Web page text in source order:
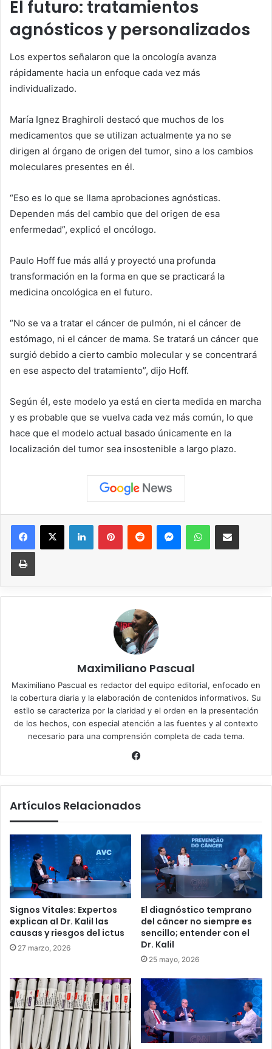
El futuro: tratamientos
agnósticos y personalizados
Los expertos señalaron que la oncología avanza
rápidamente hacia un enfoque cada vez más
individualizado.
María Ignez Braghiroli destacó que muchos de los
medicamentos que se utilizan actualmente ya no se
dirigen al órgano de origen del tumor, sino a los cambios
moleculares presentes en él.
“Eso es lo que se llama aprobaciones agnósticas.
Dependen más del cambio que del origen de esa
enfermedad”, explicó el oncólogo.
Paulo Hoff fue más allá y proyectó una profunda
transformación en la forma en que se practicará la
medicina oncológica en el futuro.
“No se va a tratar el cáncer de pulmón, ni el cáncer de
estómago, ni el cáncer de mama. Se tratará un cáncer que
surgió debido a cierto cambio molecular y se concentrará
en ese aspecto del tratamiento”, dijo Hoff.
Según él, este modelo ya está en cierta medida en marcha
y es probable que se vuelva cada vez más común, lo que
hace que el modelo actual basado únicamente en la
localización del tumor sea insostenible a largo plazo.
Facebook
X LinkedInPinterestReddit MessengerWhatsAppCompartir vía correo
Imprimir
Maximiliano Pascual
Maximiliano Pascual es redactor del equipo editorial, enfocado en
la cobertura diaria y la elaboración de contenidos informativos. Su
estilo se caracteriza por la claridad y el orden en la presentación
de los hechos, con especial atención a las fuentes y al contexto
necesario para una comprensión completa de cada tema.
Artículos Relacionados
Signos Vitales: Expertos
explican al Dr. Kalil las
causas y riesgos del ictus
27 marzo, 2026
El diagnóstico temprano
del cáncer no siempre es
sencillo; entender con el
Dr. Kalil
25 mayo, 2026